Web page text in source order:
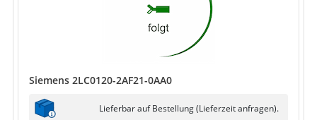
Siemens 2LC0120-2AF21-0AA0
Lieferbar auf Bestellung (Lieferzeit anfragen).